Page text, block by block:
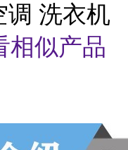
调 洗衣机
相似产品